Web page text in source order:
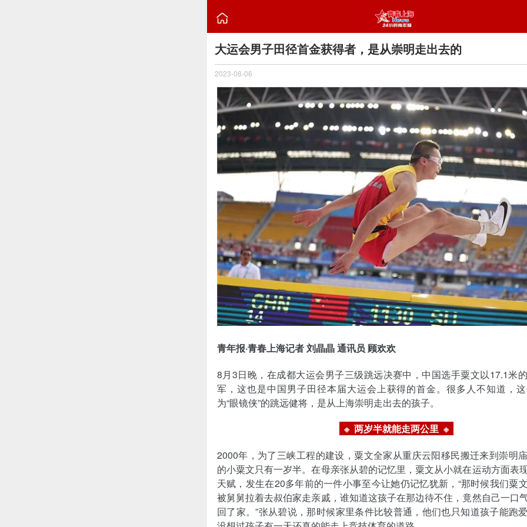

大运会男子田径首金获得者，是从崇明走出去的
2023-08-06
青年报·青春上海记者 刘晶晶 通讯员 顾欢欢
8月3日晚，在成都大运会男子三级跳远决赛中，中国选手粟文以17.1米
军，这也是中国男子田径本届大运会上获得的首金。很多人不知道，
为“眼镜侠”的跳远健将，是从上海崇明走出去的孩子。
※ 两岁半就能走两公里 ※
2000年，为了三峡工程的建设，粟文全家从重庆云阳移民搬迁来到崇明
的小粟文只有一岁半。在母亲张从碧的记忆里，粟文从小就在运动方面表
天赋，发生在20多年前的一件小事至今让她仍记忆犹新，“那时候我们粟
被舅舅拉着去叔伯家走亲戚，谁知道这孩子在那边待不住，竟然自己一口
回了家。”张从碧说，那时候家里条件比较普通，他们也只知道孩子能跑